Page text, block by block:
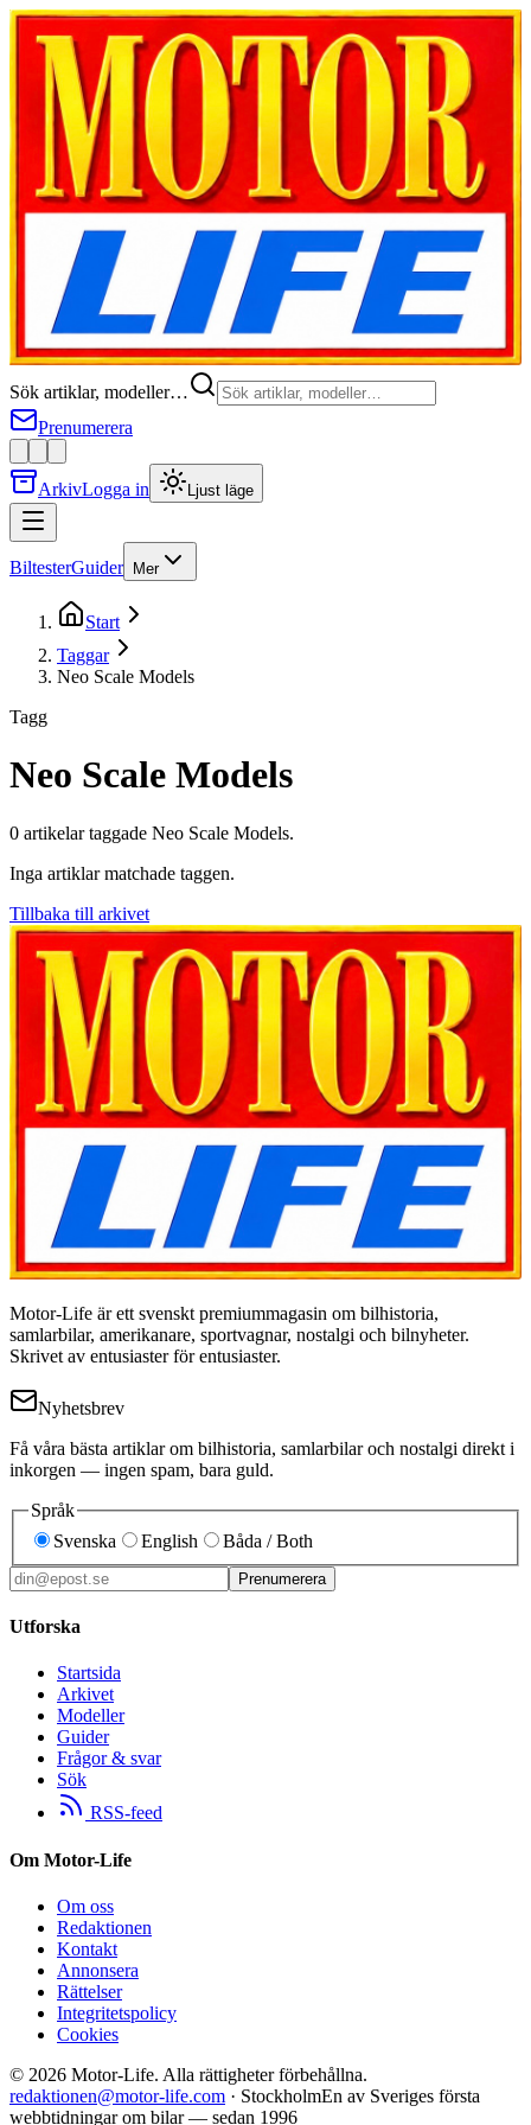
Sök artiklar, modeller…
Prenumerera
ArkivLogga in Ljust läge
BiltesterGuider Mer
Start
Taggar
Neo Scale Models
Tagg
Neo Scale Models
0 artikelartaggade Neo Scale Models.
Inga artiklar matchade taggen.
Tillbaka till arkivet
Motor-Life är ett svenskt premiummagasin om bilhistoria,
samlarbilar, amerikanare, sportvagnar, nostalgi och bilnyheter.
Skrivet av entusiaster för entusiaster.
Nyhetsbrev
Få våra bästa artiklar om bilhistoria, samlarbilar och nostalgi direkt i
inkorgen — ingen spam, bara guld.
Språk
Svenska
English Båda / Both
Prenumerera
Utforska
Startsida
Arkivet
Modeller
Guider
Frågor & svar
Sök
RSS-feed
Om Motor-Life
Om oss
Redaktionen
Kontakt
Annonsera
Rättelser
Integritetspolicy
Cookies
© 2026 Motor-Life. Alla rättigheter förbehållna.
redaktionen@motor-life.com · StockholmEn av Sveriges första
webbtidningar om bilar — sedan 1996